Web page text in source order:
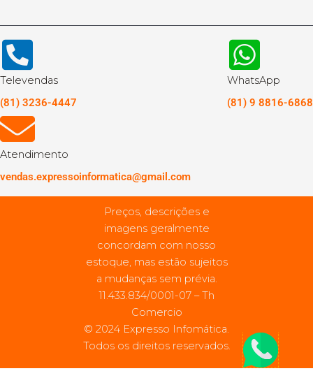
Televendas
(81) 3236-4447
WhatsApp
(81) 9 8816-6868
Atendimento
vendas.expressoinformatica@gmail.com
Preços, descrições e
imagens geralmente
concordam com nosso
estoque, mas estão sujeitos
a mudanças sem prévia.
11.433.834/0001-07 – Th
Comercio
© 2024 Expresso Infomática.
Todos os direitos reservados.